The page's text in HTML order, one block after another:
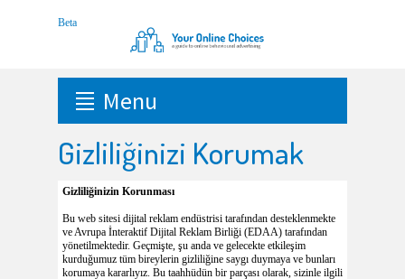
Menu
Gizliliğinizi Korumak
Gizliliğinizin Korunması
Bu web sitesi dijital reklam endüstrisi tarafından desteklenmekte
ve Avrupa İnteraktif Dijital Reklam Birliği (EDAA) tarafından
yönetilmektedir. Geçmişte, şu anda ve gelecekte etkileşim
kurduğumuz tüm bireylerin gizliliğine saygı duymaya ve bunları
korumaya kararlıyız. Bu taahhüdün bir parçası olarak, sizinle ilgili